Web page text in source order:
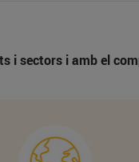
i sectors i amb el